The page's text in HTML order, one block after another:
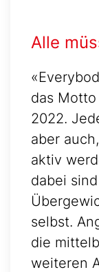
Alle
das
2022.
aber
aktiv
dabei
selbst.
die
weiteren